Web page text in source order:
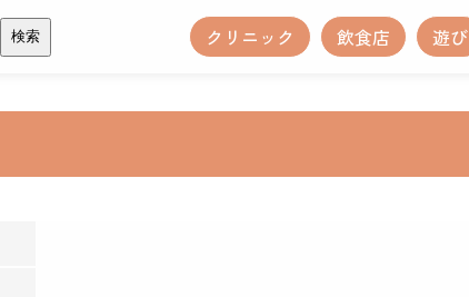
クリニック 飲食店 遊び